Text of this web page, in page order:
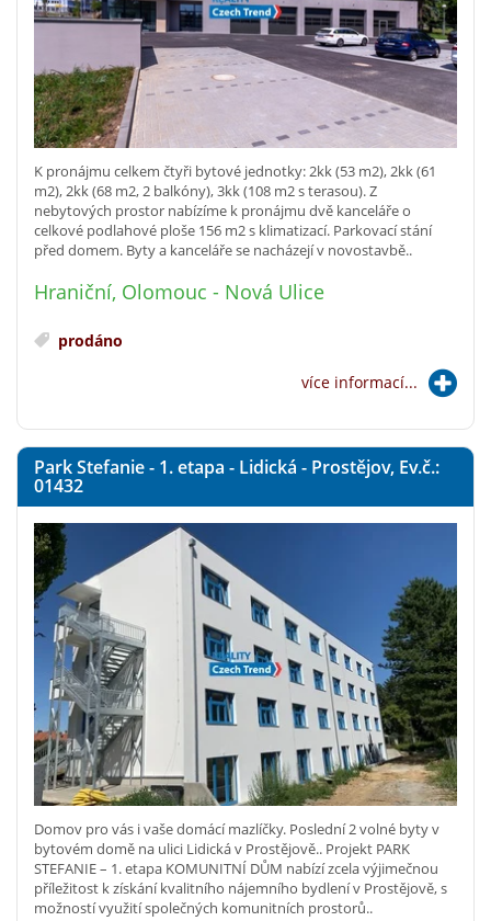
K pronájmu celkem čtyři bytové jednotky: 2kk (53 m2), 2kk (61
m2), 2kk (68 m2, 2 balkóny), 3kk (108 m2 s terasou). Z
nebytových prostor nabízíme k pronájmu dvě kanceláře o
celkové podlahové ploše 156 m2 s klimatizací. Parkovací stání
před domem. Byty a kanceláře se nacházejí v novostavbě..
Hraniční, Olomouc - Nová Ulice
prodáno
více informací...
Park Stefanie - 1. etapa - Lidická - Prostějov, Ev.č.:
01432
Domov pro vás i vaše domácí mazlíčky. Poslední 2 volné byty v
bytovém domě na ulici Lidická v Prostějově.. Projekt PARK
STEFANIE – 1. etapa KOMUNITNÍ DŮM nabízí zcela výjimečnou
příležitost k získání kvalitního nájemního bydlení v Prostějově, s
možností využití společných komunitních prostorů..